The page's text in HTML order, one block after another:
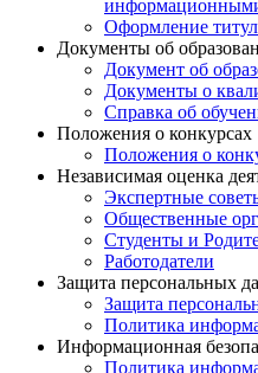
Оформление
Документы об
Документ об
Документы о
Справка об
Положения о конкурсах
Положения о
Независимая оценка
Экспертные
Общественные
Студенты и
Работодатели
Защита персональных
Защита
Политика
Информационная
Политика